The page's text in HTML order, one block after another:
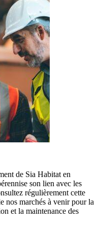
de Sia Habitat en
son lien avec les
régulièrement cette
nos marchés à venir pour la
et la maintenance des